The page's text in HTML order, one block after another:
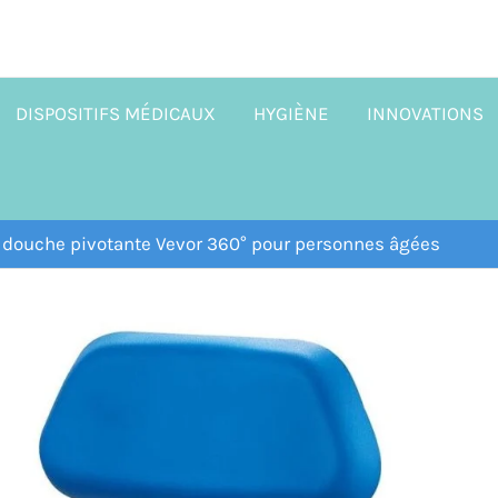
DISPOSITIFS MÉDICAUX HYGIÈNE INNOVATIONS
pivotante Vevor 360° pour personnes âgées